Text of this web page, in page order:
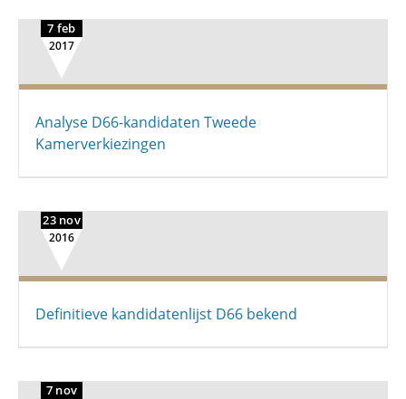
7 feb
2017
Analyse D66-kandidaten Tweede
Kamerverkiezingen
23 nov
2016
Definitieve kandidatenlijst D66 bekend
7 nov